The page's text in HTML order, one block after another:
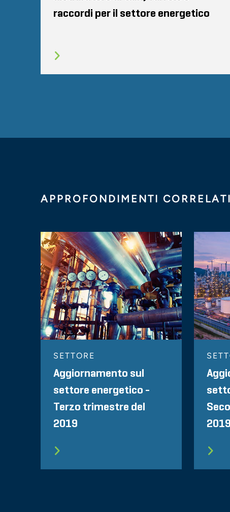
raccordi per il settore energetico
APPROFONDIMENTI CORRELATI
SETTORE
Aggiornamento sul
settore energetico -
Terzo trimestre del
2019
2019